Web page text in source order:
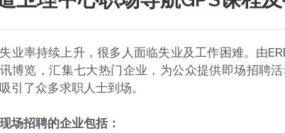
业率持续上升，很多人面临失业及工作困难。由
博览，汇集七大热门企业，为公众提供即场招聘
引了众多求职人士到场。
场招聘的企业包括：